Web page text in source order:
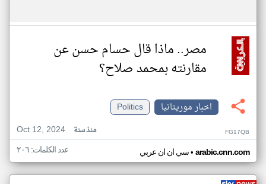
مصر.. ماذا قال حسام حسن عن
مقارنته بمحمد صلاح؟
اخبار موريتانيا
Politics
Oct 12, 2024
منذ سنة FG17QB
سي ان ان عربي• arabic.cnn.com عدد الكلمات: ٢٠٦